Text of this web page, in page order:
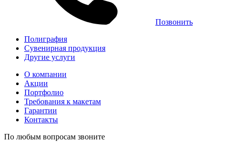
Позвонить
Полиграфия
Сувенирная продукция
Другие услуги
О компании
Акции
Портфолио
Требования к макетам
Гарантии
Контакты
По любым вопросам звоните